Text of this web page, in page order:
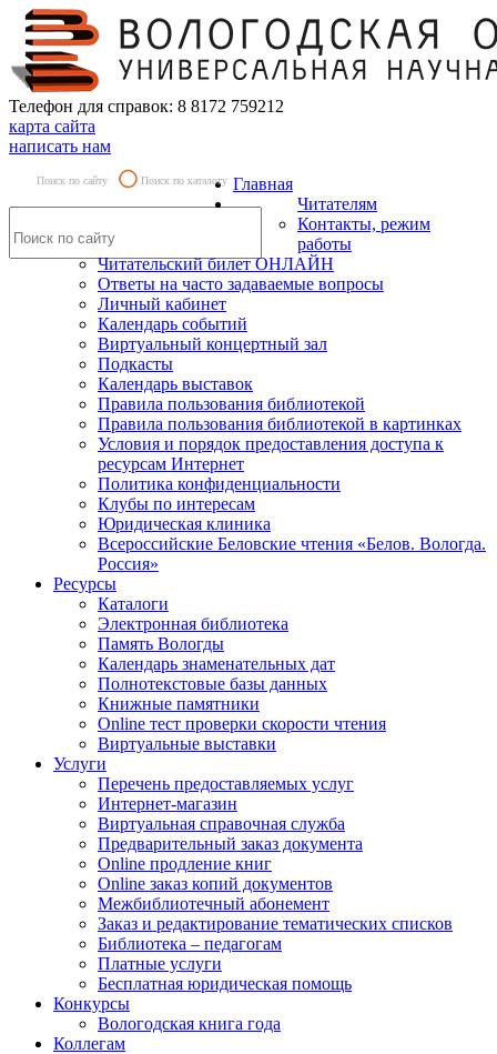
Телефон для справок: 8 8172 759212
карта сайта
написать нам
Поиск по сайту Поиск по каталогу Главная
Читателям
Контакты, режим
работы
Читательский билет ОНЛАЙН
Ответы на часто задаваемые вопросы
Личный кабинет
Календарь событий
Виртуальный концертный зал
Подкасты
Календарь выставок
Правила пользования библиотекой
Правила пользования библиотекой в картинках
Условия и порядок предоставления доступа к
ресурсам Интернет
Политика конфиденциальности
Клубы по интересам
Юридическая клиника
Всероссийские Беловские чтения «Белов. Вологда.
Россия»
Ресурсы
Каталоги
Электронная библиотека
Память Вологды
Календарь знаменательных дат
Полнотекстовые базы данных
Книжные памятники
Online тест проверки скорости чтения
Виртуальные выставки
Услуги
Перечень предоставляемых услуг
Интернет-магазин
Виртуальная справочная служба
Предварительный заказ документа
Online продление книг
Online заказ копий документов
Межбиблиотечный абонемент
Заказ и редактирование тематических списков
Библиотека – педагогам
Платные услуги
Бесплатная юридическая помощь
Конкурсы
Вологодская книга года
Коллегам